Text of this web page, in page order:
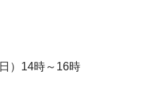
）14時～16時